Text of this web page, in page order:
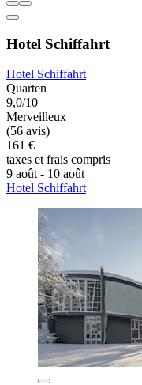
Hotel Schiffahrt
Hotel Schiffahrt
Quarten
9,0/10
Merveilleux
(56 avis)
161 €
taxes et frais compris
9 août - 10 août
Hotel Schiffahrt